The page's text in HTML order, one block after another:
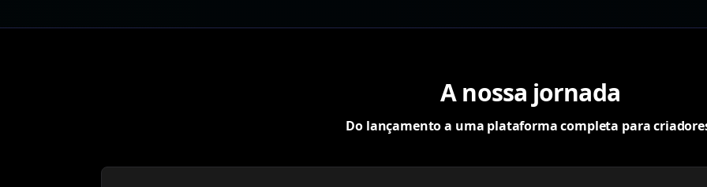
A nossa jornada
Do lançamento a uma plataforma completa para